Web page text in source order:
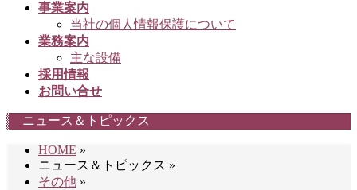
事業案内
当社の個人情報保護について
業務案内
主な設備
採用情報
お問い合せ
ニュース＆トピックス
HOME »
ニュース＆トピックス »
その他 »